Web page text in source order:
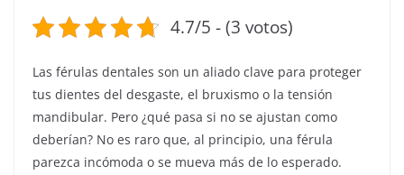
4.7/5 - (3 votos)
Las férulas dentales son un aliado clave para proteger
tus dientes del desgaste, el bruxismo o la tensión
mandibular. Pero ¿qué pasa si no se ajustan como
deberían? No es raro que, al principio, una férula
parezca incómoda o se mueva más de lo esperado.